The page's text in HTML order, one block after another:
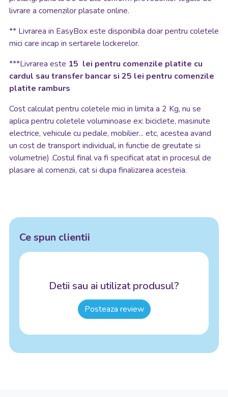
fi oferita in perioadele cu volum scazut de comenzi si in
conditii de disponibilitate a produselor. Termenul se poate
prelungi pana la 30 de zile conform prevederilor legale de
livrare a comenzilor plasate online.
**Livrarea in EasyBox este disponibila doar pentru coletele
mici care incap in sertarele lockerelor.
***Livrarea este15 lei pentru comenzile platite cu
cardul sau transfer bancar si 25 lei pentru comenzile
platite ramburs
Cost calculat pentru coletele mici in limita a 2 Kg, nu se
aplica pentru coletele voluminoase ex: biciclete, masinute
electrice, vehicule cu pedale, mobilier... etc, acestea avand
un cost de transport individual, in functie de greutate si
Detii sau ai utilizat produsul?
Posteaza review